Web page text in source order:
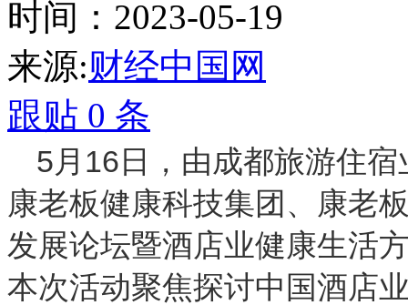
时间：2023-05-19
来源:财经中国网
跟贴 0 条
5月16日，由成都旅游住
康老板健康科技集团、康老
发展论坛暨酒店业健康生活
本次活动聚焦探讨中国酒店